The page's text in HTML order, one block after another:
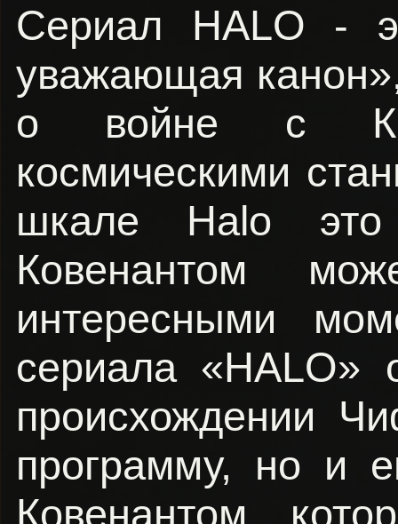
Сериал HALO -
уважающая
о войне с
космическими
шкале Halo
Ковенантом
интересными
сериала
происхождении
программу, но и
Ковенантом,